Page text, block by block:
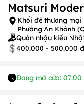
Matsuri
Khối đế thương mại
Phường An Khánh
Quán nhậu kiểu
400.000 - 500.000
Đang mở cửa: 07:00